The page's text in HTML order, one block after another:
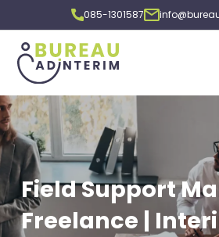
085-1301587
Field Support
Freelance |